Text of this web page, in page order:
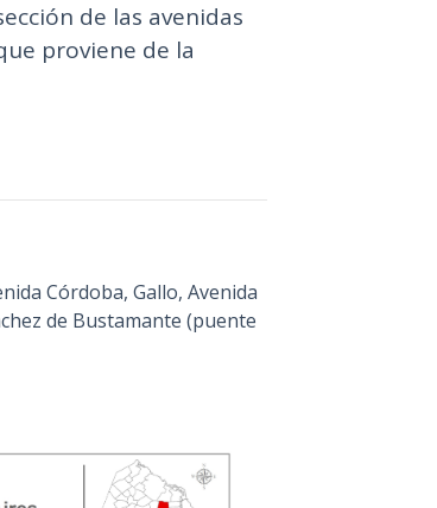
de las avenidas
proviene de la
Córdoba, Gallo, Avenida
de Bustamante (puente